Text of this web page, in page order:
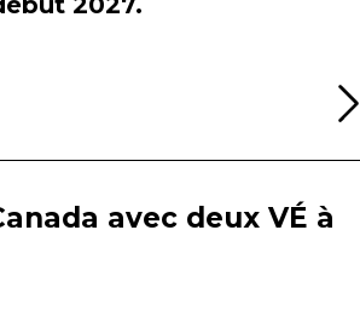
avec deux VÉ à